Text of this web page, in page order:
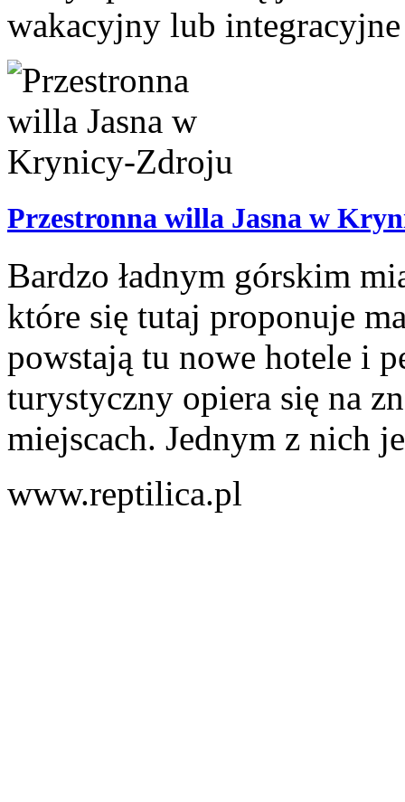
wakacyjny lub
Przestronna willa Jasna w
Bardzo ładnym górskim
które się tutaj proponuje
powstają tu nowe hotele i
turystyczny opiera się na
miejscach. Jednym z nich
www.reptilica.pl